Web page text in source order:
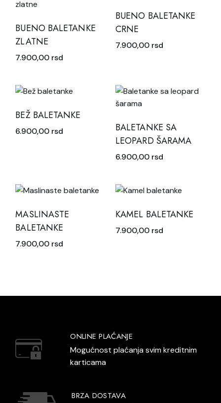
BUENO BALETANKE
ZLATNE
7.900,00 rsd
BUENO BALETANKE
CRNE
7.900,00 rsd
BEŽ BALETANKE
6.900,00 rsd
BALETANKE SA
LEOPARD ŠARAMA
6.900,00 rsd
MASLINASTE
BALETANKE
7.900,00 rsd
KAMEL BALETANKE
7.900,00 rsd
ONLINE PLAĆANJE
Mogućnost plaćanja svim kreditnim
karticama
BRZA DOSTAVA